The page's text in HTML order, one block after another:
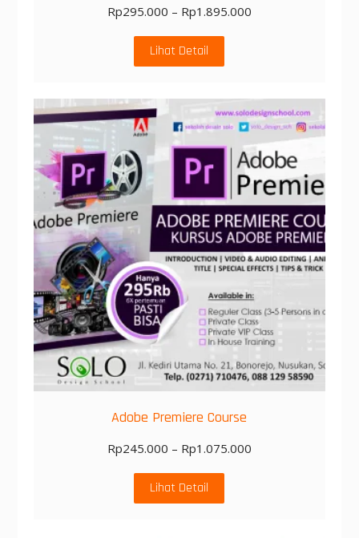
Rp295.000 – Rp1.895.000
Lihat Detail
Adobe Premiere Course
Rp245.000 – Rp1.075.000
Lihat Detail